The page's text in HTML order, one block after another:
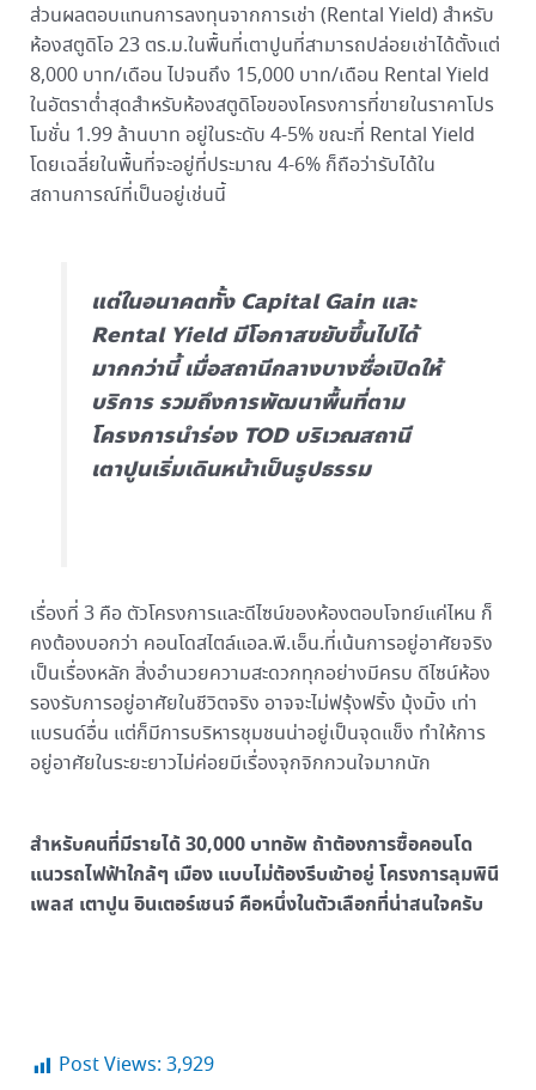
ส่วนผลตอบแทนการลงทุนจากการเช่า (Rental Yield) สำหรับ
ห้องสตูดิโอ 23 ตร.ม.ในพื้นที่เตาปูนที่สามารถปล่อยเช่าได้ตั้งแต่
8,000 บาท/เดือน ไปจนถึง 15,000 บาท/เดือน Rental Yield
ในอัตราต่ำสุดสำหรับห้องสตูดิโอของโครงการที่ขายในราคาโปร
โมชั่น 1.99 ล้านบาท อยู่ในระดับ 4-5% ขณะที่ Rental Yield
โดยเฉลี่ยในพื้นที่จะอยู่ที่ประมาณ 4-6% ก็ถือว่ารับได้ใน
สถานการณ์ที่เป็นอยู่เช่นนี้
แต่ในอนาคตทั้ง Capital Gain และ
Rental Yield มีโอกาสขยับขึ้นไปได้
มากกว่านี้ เมื่อสถานีกลางบางซื่อเปิดให้
บริการ รวมถึงการพัฒนาพื้นที่ตาม
โครงการนำร่อง TOD บริเวณสถานี
เตาปูนเริ่มเดินหน้าเป็นรูปธรรม
เรื่องที่ 3 คือ ตัวโครงการและดีไซน์ของห้องตอบโจทย์แค่ไหน ก็
คงต้องบอกว่า คอนโดสไตล์แอล.พี.เอ็น.ที่เน้นการอยู่อาศัยจริง
เป็นเรื่องหลัก สิ่งอำนวยความสะดวกทุกอย่างมีครบ ดีไซน์ห้อง
รองรับการอยู่อาศัยในชีวิตจริง อาจจะไม่ฟรุ้งฟริ้ง มุ้งมิ้ง เท่า
แบรนด์อื่น แต่ก็มีการบริหารชุมชนน่าอยู่เป็นจุดแข็ง ทำให้การ
อยู่อาศัยในระยะยาวไม่ค่อยมีเรื่องจุกจิกกวนใจมากนัก
สำหรับคนที่มีรายได้ 30,000 บาทอัพ ถ้าต้องการซื้อคอนโด
แนวรถไฟฟ้าใกล้ๆ เมือง แบบไม่ต้องรีบเข้าอยู่ โครงการลุมพินี
เพลส เตาปูน อินเตอร์เชนจ์ คือหนึ่งในตัวเลือกที่น่าสนใจครับ
Post Views: 3,929